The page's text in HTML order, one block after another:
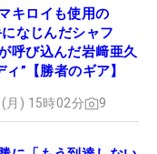
キロイも使用の
になじんだシャフ
呼び込んだ岩﨑亜久
”【勝者のギア】
月) 15時02分 9